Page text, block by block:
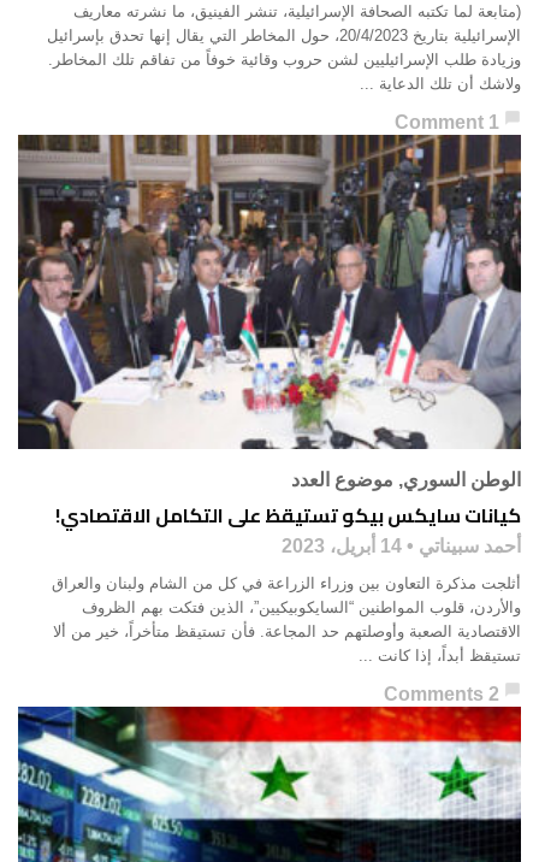
(متابعة لما تكتبه الصحافة الإسرائيلية، تنشر الفينيق، ما نشرته معاريف
الإسرائيلية بتاريخ 20/4/2023، حول المخاطر التي يقال إنها تحدق بإسرائيل
وزيادة طلب الإسرائيليين لشن حروب وقائية خوفاً من تفاقم تلك المخاطر.
ولاشك أن تلك الدعاية ...
1 Comment
الوطن السوري, موضوع العدد
كيانات سايكس بيكو تستيقظ على التكامل الاقتصادي!
أحمد سبيناتي 14 أبريل، 2023
أثلجت مذكرة التعاون بين وزراء الزراعة في كل من الشام ولبنان والعراق
والأردن، قلوب المواطنين “السايكوبيكيين”، الذين فتكت بهم الظروف
الاقتصادية الصعبة وأوصلتهم حد المجاعة. فأن تستيقظ متأخراً، خير من ألا
تستيقظ أبداً، إذا كانت ...
2 Comments